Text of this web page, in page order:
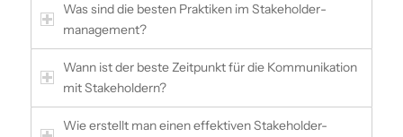
Was sind die besten Praktiken im Stakeholder­
management?
Wann ist der beste Zeitpunkt für die Kommunikation
mit Stakeholdern?
Wie erstellt man einen effektiven Stakeholder-